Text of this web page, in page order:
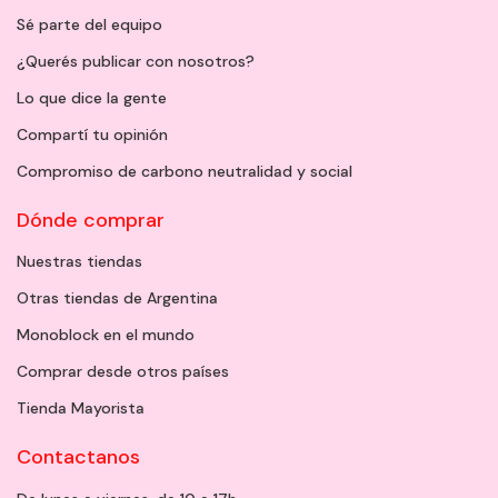
Sé parte del equipo
¿Querés publicar con nosotros?
Lo que dice la gente
Compartí tu opinión
Compromiso de carbono neutralidad y social
Dónde comprar
Nuestras tiendas
Otras tiendas de Argentina
Monoblock en el mundo
Comprar desde otros países
Tienda Mayorista
Contactanos